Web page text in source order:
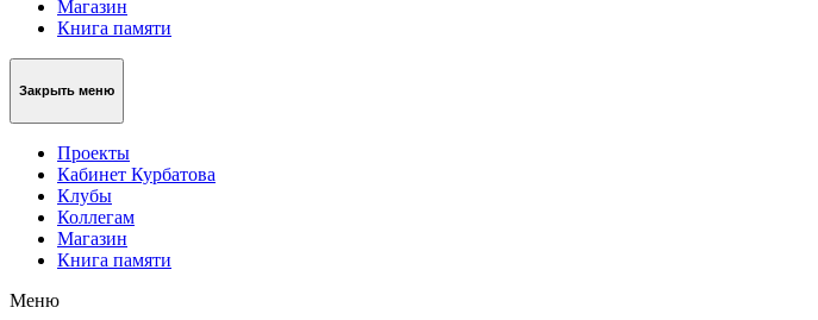
Магазин
Книга памяти
Закрыть меню
Проекты
Кабинет Курбатова
Клубы
Коллегам
Магазин
Книга памяти
Меню